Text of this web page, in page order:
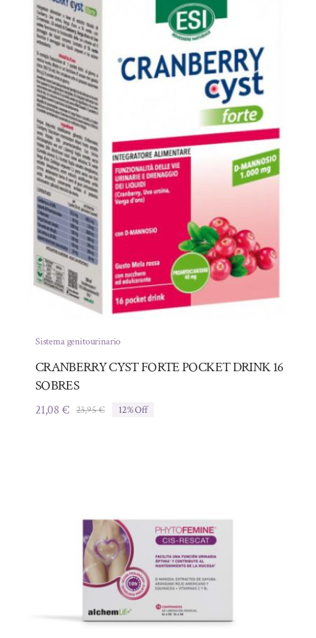
Sistema genitourinario
CRANBERRY CYST FORTE POCKET DRINK 16
SOBRES
23,95€El
21,08 €
El
12% Off